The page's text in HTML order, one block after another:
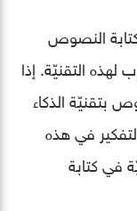
النصوص
التقنيّة. إذا
بتقنيّة الذكاء
في هذه
في كتابة